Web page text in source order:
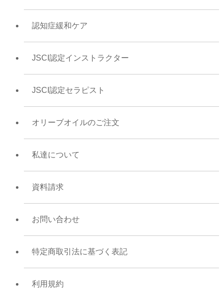
認知症緩和ケア
JSCI認定インストラクター
JSCI認定セラピスト
オリーブオイルのご注文
私達について
資料請求
お問い合わせ
特定商取引法に基づく表記
利用規約